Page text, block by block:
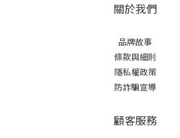
關於我們
品牌故事
條款與細則
隱私權政策
防詐騙宣導
顧客服務